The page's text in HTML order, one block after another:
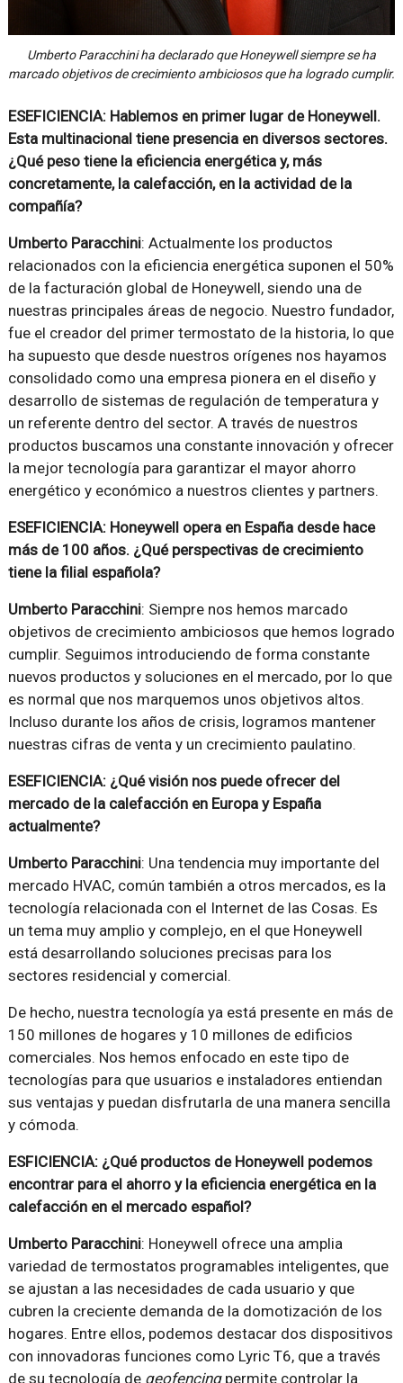
Umberto Paracchini ha declarado que Honeywell siempre se ha
marcado objetivos de crecimiento ambiciosos que ha logrado cumplir.
ESEFICIENCIA: Hablemos en primer lugar de Honeywell.
Esta multinacional tiene presencia en diversos sectores.
¿Qué peso tiene la eficiencia energética y, más
concretamente, la calefacción, en la actividad de la
compañía?
Umberto Paracchini: Actualmente los productos
relacionados con la eficiencia energética suponen el 50%
de la facturación global de Honeywell, siendo una de
nuestras principales áreas de negocio. Nuestro fundador,
fue el creador del primer termostato de la historia, lo que
ha supuesto que desde nuestros orígenes nos hayamos
consolidado como una empresa pionera en el diseño y
desarrollo de sistemas de regulación de temperatura y
un referente dentro del sector. A través de nuestros
productos buscamos una constante innovación y ofrecer
la mejor tecnología para garantizar el mayor ahorro
energético y económico a nuestros clientes y partners.
ESEFICIENCIA: Honeywell opera en España desde hace
más de 100 años. ¿Qué perspectivas de crecimiento
tiene la filial española?
Umberto Paracchini: Siempre nos hemos marcado
objetivos de crecimiento ambiciosos que hemos logrado
cumplir. Seguimos introduciendo de forma constante
nuevos productos y soluciones en el mercado, por lo que
es normal que nos marquemos unos objetivos altos.
Incluso durante los años de crisis, logramos mantener
nuestras cifras de venta y un crecimiento paulatino.
ESEFICIENCIA: ¿Qué visión nos puede ofrecer del
mercado de la calefacción en Europa y España
actualmente?
Umberto Paracchini: Una tendencia muy importante del
mercado HVAC, común también a otros mercados, es la
tecnología relacionada con el Internet de las Cosas. Es
un tema muy amplio y complejo, en el que Honeywell
está desarrollando soluciones precisas para los
sectores residencial y comercial.
De hecho, nuestra tecnología ya está presente en más de
150 millones de hogares y 10 millones de edificios
comerciales. Nos hemos enfocado en este tipo de
tecnologías para que usuarios e instaladores entiendan
sus ventajas y puedan disfrutarla de una manera sencilla
y cómoda.
ESFICIENCIA: ¿Qué productos de Honeywell podemos
encontrar para el ahorro y la eficiencia energética en la
calefacción en el mercado español?
Umberto Paracchini: Honeywell ofrece una amplia
variedad de termostatos programables inteligentes, que
se ajustan a las necesidades de cada usuario y que
cubren la creciente demanda de la domotización de los
hogares. Entre ellos, podemos destacar dos dispositivos
con innovadoras funciones como Lyric T6, que a través
de su tecnología de geofencingpermite controlar la